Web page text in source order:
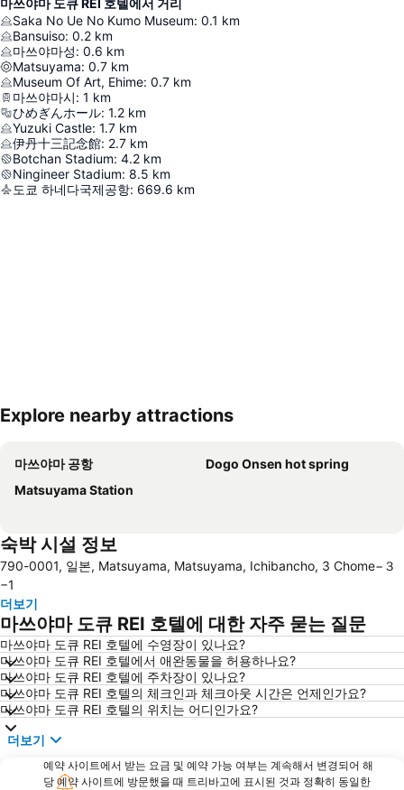
마쓰야마 도큐 REI 호텔에서 거리
Saka No Ue No Kumo Museum: 0.1 km
Bansuiso: 0.2 km
마쓰야마성: 0.6 km
Matsuyama: 0.7 km
Museum Of Art, Ehime: 0.7 km
마쓰야마시: 1 km
ひめぎんホール: 1.2 km
Yuzuki Castle: 1.7 km
伊丹十三記念館: 2.7 km
Botchan Stadium: 4.2 km
Ningineer Stadium: 8.5 km
도쿄 하네다국제공항: 669.6 km
Explore nearby attractions
마쓰야마 공항
Dogo Onsen hot spring
Matsuyama Station
숙박 시설 정보
790-0001, 일본, Matsuyama, Matsuyama, Ichibancho, 3 Chome−３
−1
더보기
마쓰야마 도큐 REI 호텔에 대한 자주 묻는 질문
마쓰야마 도큐 REI 호텔에 수영장이 있나요?
마쓰야마 도큐 REI 호텔에서 애완동물을 허용하나요?
마쓰야마 도큐 REI 호텔에 주차장이 있나요?
마쓰야마 도큐 REI 호텔의 체크인과 체크아웃 시간은 언제인가요?
마쓰야마 도큐 REI 호텔의 위치는 어디인가요?
더보기
예약 사이트에서 받는 요금 및 예약 가능 여부는 계속해서 변경되어 해
당 예약 사이트에 방문했을 때 트리바고에 표시된 것과 정확히 동일한